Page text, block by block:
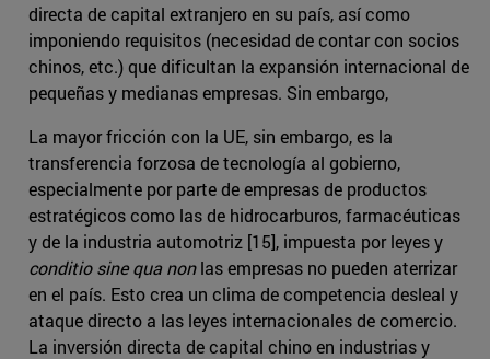
directa de capital extranjero en su país, así como
imponiendo requisitos (necesidad de contar con socios
chinos, etc.) que dificultan la expansión internacional de
pequeñas y medianas empresas. Sin embargo,
La mayor fricción con la UE, sin embargo, es la
transferencia forzosa de tecnología al gobierno,
especialmente por parte de empresas de productos
estratégicos como las de hidrocarburos, farmacéuticas
y de la industria automotriz [15], impuesta por leyes y
conditio sine qua nonlas empresas no pueden aterrizar
en el país. Esto crea un clima de competencia desleal y
ataque directo a las leyes internacionales de comercio.
La inversión directa de capital chino en industrias y